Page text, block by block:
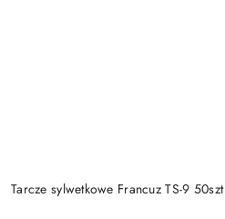
Tarcze sylwetkowe Francuz TS-9 50szt